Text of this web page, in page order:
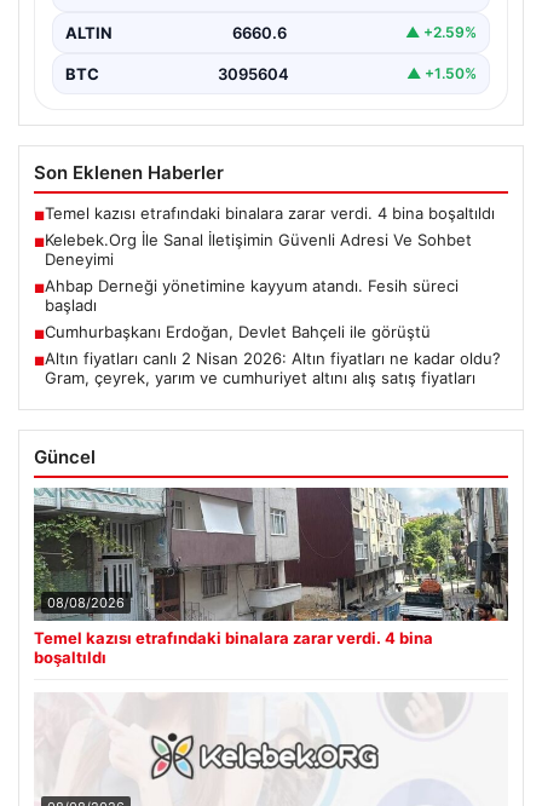
ALTIN 6660.6 ▲ +2.59%
BTC 3095604 ▲ +1.50%
Son Eklenen Haberler
■Temel kazısı etrafındaki binalara zarar verdi. 4 bina boşaltıldı
■Kelebek.Org İle Sanal İletişimin Güvenli Adresi Ve Sohbet
Deneyimi
■Ahbap Derneği yönetimine kayyum atandı. Fesih süreci
başladı
■Cumhurbaşkanı Erdoğan, Devlet Bahçeli ile görüştü
■Altın fiyatları canlı 2 Nisan 2026: Altın fiyatları ne kadar oldu?
Gram, çeyrek, yarım ve cumhuriyet altını alış satış fiyatları
Güncel
08/08/2026
Temel kazısı etrafındaki binalara zarar verdi. 4 bina
boşaltıldı